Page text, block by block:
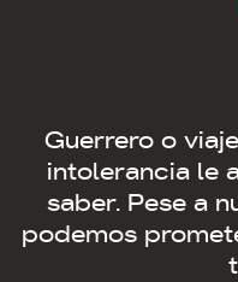
Guerrero o
intolerancia le
saber. Pese a
podemos